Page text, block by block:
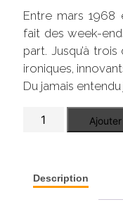
Entre mars 1968
fait des week-
part. Jusqu’à
ironiques,
Du jamais
radio
dans
Description